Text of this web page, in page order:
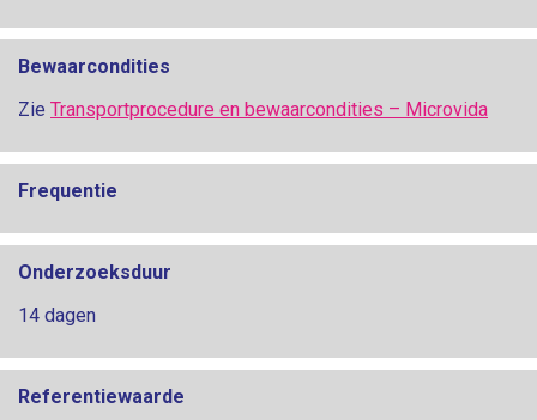
Bewaarcondities
Zie Transportprocedure en bewaarcondities – Microvida
Frequentie
Onderzoeksduur
14 dagen
Referentiewaarde